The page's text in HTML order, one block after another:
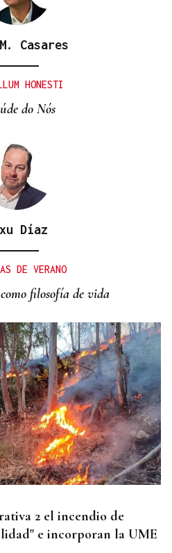
praderas marinas liberan
Casares
HONESTI
do Nós
Díaz
DE VERANO
filosofía de vida
2 el incendio de
e incorporan la UME